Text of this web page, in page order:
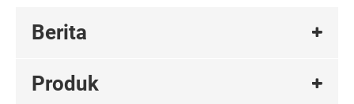
Berita
Produk